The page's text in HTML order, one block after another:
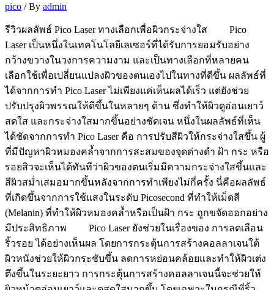
pico / By admin
รีวิวผลลัพธ์ Pico Laser ทางเลือกเพื่อผิวกระจ่างใส Pico
Laser เป็นหนึ่งในเทคโนโลยีเลเซอร์ที่ได้รับการยอมรับอย่าง
กว้างขวางในวงการความงาม และเป็นทางเลือกที่หลายคน
เลือกใช้เพื่อเปลี่ยนแปลงผิวของตนเองไปในทางที่ดีขึ้น ผลลัพธ์ที่
ได้จากการทำ Pico Laser ไม่เพียงแค่เห็นผลได้เร็ว แต่ยังช่วย
ปรับปรุงผิวพรรณให้ดีขึ้นในหลายๆ ด้าน ซึ่งทำให้ผิวดูอ่อนเยาว์
สดใส และกระจ่างใสมากขึ้นอย่างชัดเจน หนึ่งในผลลัพธ์ที่เห็น
ได้ชัดจากการทำ Pico Laser คือ การปรับสีผิวให้กระจ่างใสขึ้น ผู้
ที่มีปัญหาผิวหมองคล้ำจากการสะสมของจุดด่างดำ ฝ้า กระ หรือ
รอยสิวจะเห็นได้ทันทีว่าผิวของตนเริ่มมีความกระจ่างใสขึ้นและ
สีผิวสม่ำเสมอมากขึ้นหลังจากการทำเพียงไม่กี่ครั้ง นี่คือผลลัพธ์
ที่เกิดขึ้นจากการใช้แสงในระดับ Picosecond ที่ทำให้เม็ดสี
(Melanin) ที่ทำให้ผิวหมองคล้ำหรือเป็นฝ้า กระ ถูกขจัดออกอย่าง
มีประสิทธิภาพ Pico Laser ยังช่วยในเรื่องของ การลดเลือน
ริ้วรอย ได้อย่างเห็นผล โดยการกระตุ้นการสร้างคอลลาเจนใต้
ผิวหนังช่วยให้ผิวกระชับขึ้น ลดการหย่อนคล้อยและทำให้ผิวเต่ง
ตึงขึ้นในระยะยาว การกระตุ้นการสร้างคอลลาเจนนี้จะช่วยให้